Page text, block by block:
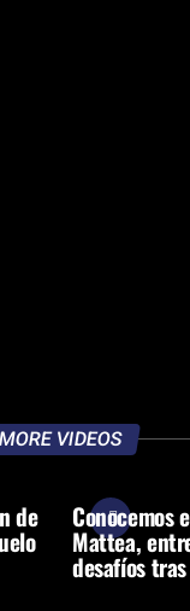
MORE VIDEOS
de Conocemos
Mattea,
desafíos